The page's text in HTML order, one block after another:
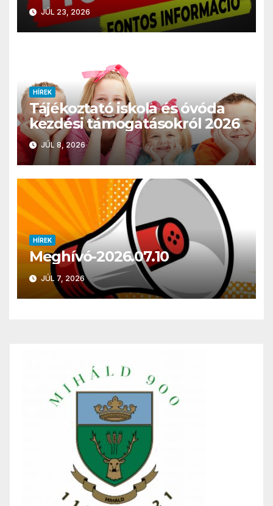
JÚL 23, 2026
HÍREK
Tájékoztató iskola és óvóda
kezdési támogatásokról 2026
JÚL 8, 2026
HÍREK
Meghívó-2026.07.10
JÚL 7, 2026